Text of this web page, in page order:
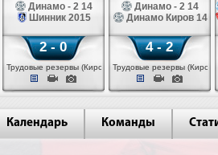
Динамо - 2 14
Шинник 2015
2 - 0
Трудовые резервы (Киров)
Динамо - 2 14
Динамо Киров 14
4 - 2
Трудовые резервы (Киров)
Календарь Команды